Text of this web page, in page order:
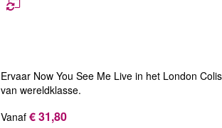
Ervaar Now You See Me Live in het London
van wereldklasse.
Vanaf € 31,80